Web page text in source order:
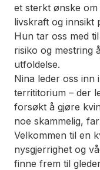
et sterkt ønske
livskraft og innsikt
Hun tar oss med
risiko og
utfoldelse.
Nina leder oss inn
territitorium – der
forsøkt å gjøre
noe skammelig,
Velkommen til en
nysgjerrighet og
finne frem til